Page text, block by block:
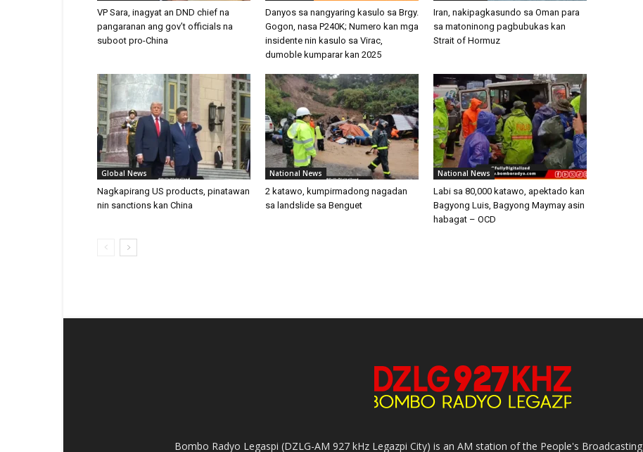
VP Sara, inagyat an DND chief na
pangaranan ang gov’t officials na
suboot pro-China
Danyos sa nangyaring kasulo sa Brgy.
Gogon, nasa P240K; Numero kan mga
insidente nin kasulo sa Virac,
dumoble kumparar kan 2025
Iran, nakipagkasundo sa Oman para
sa matoninong pagbubukas kan
Strait of Hormuz
Global News
Nagkapirang US products, pinatawan
nin sanctions kan China
National News
2 katawo, kumpirmadong nagadan
sa landslide sa Benguet
National News
Labi sa 80,000 katawo, apektado kan
Bagyong Luis, Bagyong Maymay asin
habagat – OCD
Bombo Radyo Legaspi (DZLG-AM 927 kHz Legazpi City) is an AM station of the People's